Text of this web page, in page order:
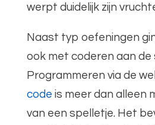
werpt duidelijk zijn
Naast typ oefeningen
ook met coderen aan de
Programmeren via de
code is meer dan alleen
van een spelletje. Het